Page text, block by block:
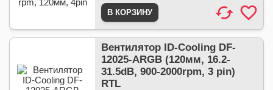
Вентилятор ID-Cooling DF-
12025-ARGB (120мм, 16.2-
31.5dB, 900-2000rpm, 3 pin)
RTL